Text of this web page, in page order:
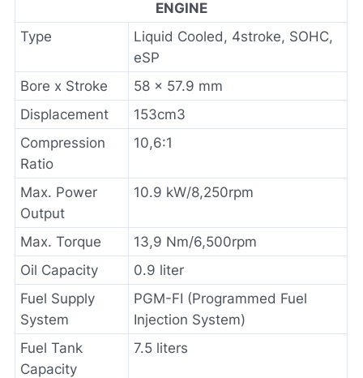
ENGINE
Type
Liquid Cooled, 4stroke, SOHC,
eSP
Bore x Stroke
58 x 57.9 mm
Displacement
153cm3
Compression
Ratio
10,6:1
Max. Power
Output
10.9 kW/8,250rpm
Max. Torque
13,9 Nm/6,500rpm
Oil Capacity
0.9 liter
Fuel Supply
System
PGM-FI (Programmed Fuel
Injection System)
Fuel Tank
Capacity
7.5 liters